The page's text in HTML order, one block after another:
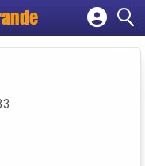
empresa